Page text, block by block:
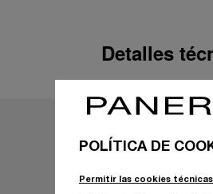
Detalles
POLÍTICA DE
Permitir las cookies técnicas